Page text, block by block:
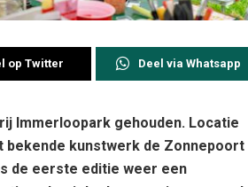
op Twitter Deel via Whatsapp
Immerloopark gehouden. Locatie
kunstwerk de Zonnepoort
de eerste editie weer een